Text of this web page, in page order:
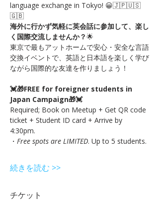
language exchange in Tokyo! 😀🇯🇵🇺🇸
🇬🇧
海外に行かず気軽に英会話に参加して、楽し
く国際交流しませんか？🌟
東京で最もアットホームで安心・安全な言語
交換イベントで、英語と日本語を楽しく学び
ながら国際的な友達を作りましょう！
💓🎁FREE for foreigner students in
Japan Campaign🎁💓
Required; Book on Meetup + Get QR code
ticket + Student ID card + Arrive by
4:30pm.
・ Free spots are LIMITED. Up to 5 students.
続きを読む >>
チケット